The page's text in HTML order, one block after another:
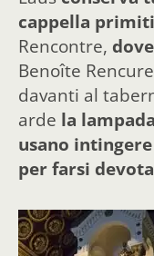
cappella
Rencontre,
Benoîte
davanti al
arde la
usano
per farsi